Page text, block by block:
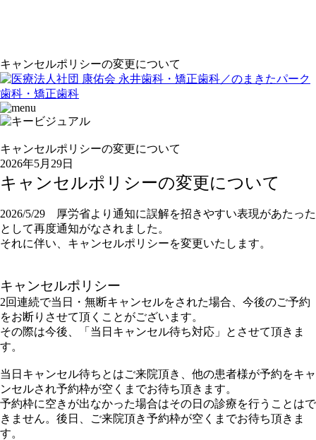
キャンセルポリシーの変更について
キャンセルポリシーの変更について
2026年5月29日
キャンセルポリシーの変更について
2026/5/29 厚労省より通知に誤解を招きやすい表現があたった
として再度通知がなされました。
それに伴い、キャンセルポリシーを変更いたします。
キャンセルポリシー
2回連続で当日・無断キャンセルをされた場合、今後のご予約
をお断りさせて頂くことがございます。
その際は今後、「当日キャンセル待ち対応」とさせて頂きま
す。
当日キャンセル待ちとはご来院頂き、他の患者様が予約をキャ
ンセルされ予約枠が空くまでお待ち頂きます。
予約枠に空きが出なかった場合はその日の診療を行うことはで
きません。後日、ご来院頂き予約枠が空くまでお待ち頂きま
す。